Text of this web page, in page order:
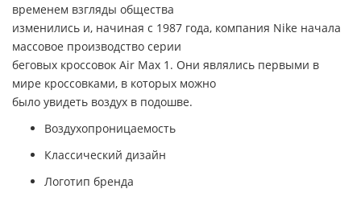
временем взгляды общества
изменились и, начиная с 1987 года, компания Nike начала
массовое производство серии
беговых кроссовок Air Max 1. Они являлись первыми в
мире кроссовками, в которых можно
было увидеть воздух в подошве.
Воздухопроницаемость
Классический дизайн
Логотип бренда